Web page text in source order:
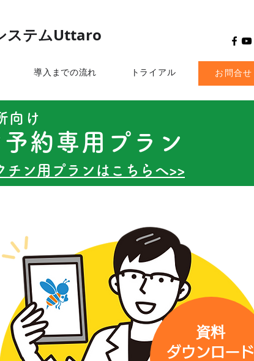
ステムUttaro
導入までの流れ トライアル お問合せ
向け
約専用プラン
ン用プランはこちらへ​>>
​資料
​ダウンロード